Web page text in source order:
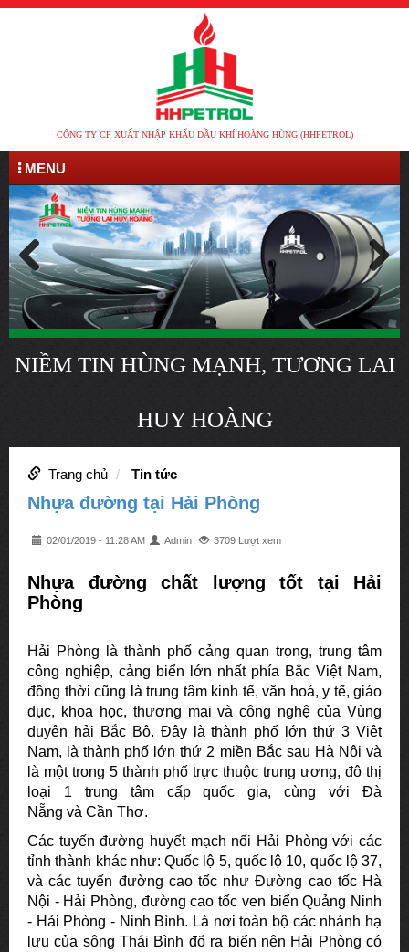
CÔNG TY CP XUẤT NHẬP KHẨU DẦU KHÍ HOÀNG HÙNG (HHPETROL)
MENU
NIỀM TIN HÙNG MẠNH, TƯƠNG LAI
HUY HOÀNG
Trang chủ Tin tức
Nhựa đường tại Hải Phòng
02/01/2019 - 11:28 AM Admin 3709 Lượt xem
Nhựa đường chất lượng tốt tại Hải
Phòng
Hải Phòng là thành phố cảng quan trọng, trung tâm
công nghiệp, cảng biển lớn nhất phía Bắc Việt Nam,
đồng thời cũng là trung tâm kinh tế, văn hoá, y tế, giáo
dục, khoa học, thương mại và công nghệ của Vùng
duyên hải Bắc Bộ. Đây là thành phố lớn thứ 3 Việt
Nam, là thành phố lớn thứ 2 miền Bắc sau Hà Nội và
là một trong 5 thành phố trực thuộc trung ương, đô thị
loại 1 trung tâm cấp quốc gia, cùng với Đà
Nẵng và Cần Thơ.
Các tuyến đường huyết mạch nối Hải Phòng với các
tỉnh thành khác như: Quốc lộ 5, quốc lộ 10, quốc lộ 37,
và các tuyến đường cao tốc như Đường cao tốc Hà
Nội - Hải Phòng, đường cao tốc ven biển Quảng Ninh
- Hải Phòng - Ninh Bình. Là nơi toàn bộ các nhánh hạ
lưu của sông Thái Bình đổ ra biển nên Hải Phòng có